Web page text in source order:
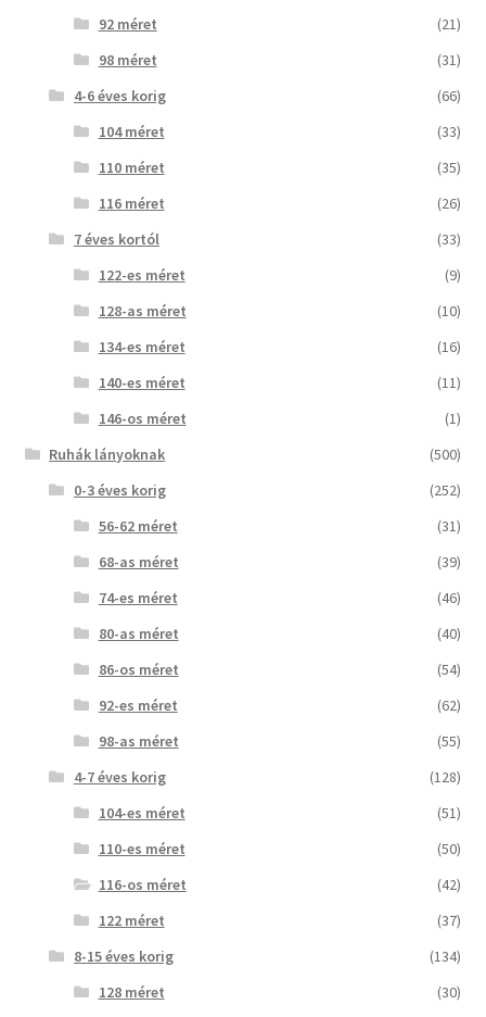
92 méret
(21)
98 méret
(31)
4-6 éves korig
(66)
104 méret
(33)
110 méret
(35)
116 méret
(26)
7 éves kortól
(33)
122-es méret
(9)
128-as méret
(10)
134-es méret
(16)
140-es méret
(11)
146-os méret
(1)
Ruhák lányoknak
(500)
0-3 éves korig
(252)
56-62 méret
(31)
68-as méret
(39)
74-es méret
(46)
80-as méret
(40)
86-os méret
(54)
92-es méret
(62)
98-as méret
(55)
4-7 éves korig
(128)
104-es méret
(51)
110-es méret
(50)
116-os méret
(42)
122 méret
(37)
8-15 éves korig
(134)
128 méret
(30)